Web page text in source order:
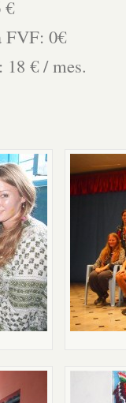
€
FVF: 0€
€ / mes.